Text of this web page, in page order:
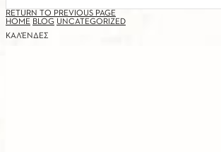
RETURN TO PREVIOUS PAGE
HOME BLOG UNCATEGORIZED
ΚΑΛΈΝΔΕΣ